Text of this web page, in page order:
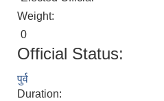
Weight:
0
Official Status:
पुर्व
Duration: